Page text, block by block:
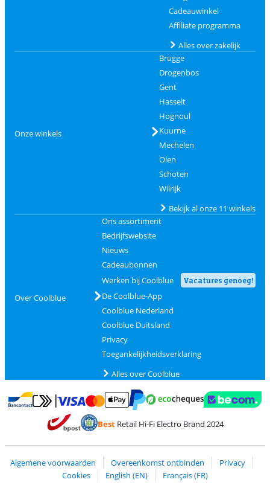
Cadeauwinkel
Affiliate programma
Alles over zakelijk
Onze winkels
Brugge
Drogenbos
Gent
Hasselt
Hognoul
Kuurne
Mechelen
Olen
Schoten
Wilrijk
Bekijk al onze 11 winkels
Over Coolblue
Ons assortiment
Bedrijfswebsite
Nieuws
Cadeaubonnen
Werken bij Coolblue
Vacatures genoeg!
De Coolblue-App
Coolblue Nederland
Coolblue Duitsland
Privacy
Toegankelijkheidsverklaring
Alles over Coolblue
Betalen met Bancontact
Betalen met MasterCard en Visa via ClickToPay
Betalen met PayPal
BestRetail Hi-Fi Electro Brand 2024
Algemene voorwaarden Overeenkomst ontbinden
Privacy
Cookies
English (EN)
Français (FR)